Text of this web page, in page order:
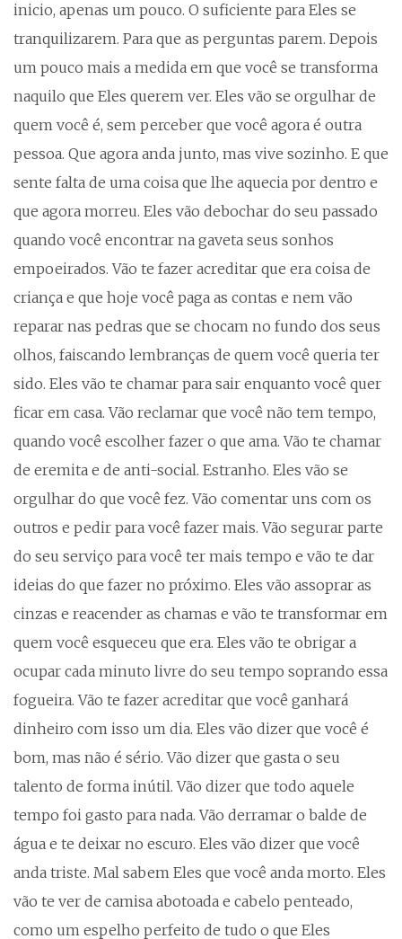
inicio, apenas um pouco. O suficiente para Eles se
tranquilizarem. Para que as perguntas parem. Depois
um pouco mais a medida em que você se transforma
naquilo que Eles querem ver. Eles vão se orgulhar de
quem você é, sem perceber que você agora é outra
pessoa. Que agora anda junto, mas vive sozinho. E que
sente falta de uma coisa que lhe aquecia por dentro e
que agora morreu. Eles vão debochar do seu passado
quando você encontrar na gaveta seus sonhos
empoeirados. Vão te fazer acreditar que era coisa de
criança e que hoje você paga as contas e nem vão
reparar nas pedras que se chocam no fundo dos seus
olhos, faiscando lembranças de quem você queria ter
sido. Eles vão te chamar para sair enquanto você quer
ficar em casa. Vão reclamar que você não tem tempo,
quando você escolher fazer o que ama. Vão te chamar
de eremita e de anti-social. Estranho. Eles vão se
orgulhar do que você fez. Vão comentar uns com os
outros e pedir para você fazer mais. Vão segurar parte
do seu serviço para você ter mais tempo e vão te dar
ideias do que fazer no próximo. Eles vão assoprar as
cinzas e reacender as chamas e vão te transformar em
quem você esqueceu que era. Eles vão te obrigar a
ocupar cada minuto livre do seu tempo soprando essa
fogueira. Vão te fazer acreditar que você ganhará
dinheiro com isso um dia. Eles vão dizer que você é
bom, mas não é sério. Vão dizer que gasta o seu
talento de forma inútil. Vão dizer que todo aquele
tempo foi gasto para nada. Vão derramar o balde de
água e te deixar no escuro. Eles vão dizer que você
anda triste. Mal sabem Eles que você anda morto. Eles
vão te ver de camisa abotoada e cabelo penteado,
como um espelho perfeito de tudo o que Eles